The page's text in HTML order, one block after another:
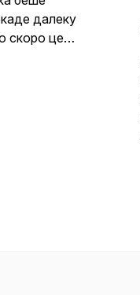
далеку
скоро цела